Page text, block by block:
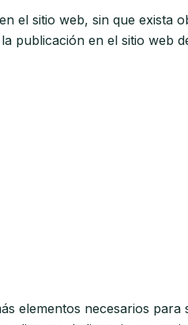
el sitio web, sin que exista
publicación en el sitio web
elementos necesarios para